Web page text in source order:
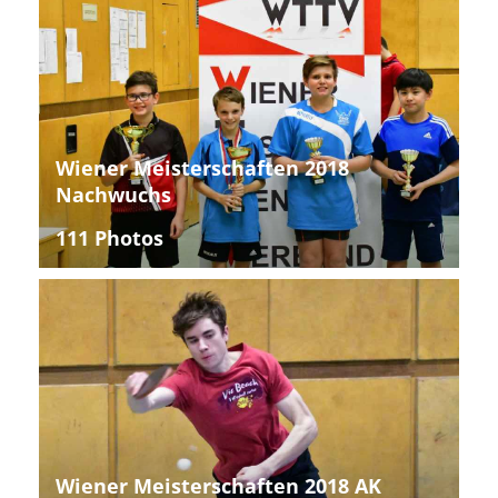
Wiener Meisterschaften 2018
Nachwuchs
111 Photos
Wiener Meisterschaften 2018 AK